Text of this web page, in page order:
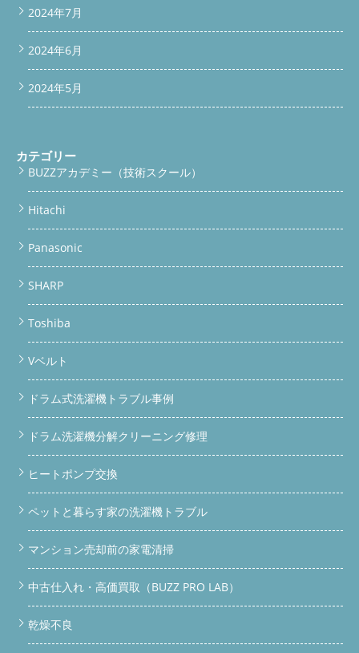
2024年7月
2024年6月
2024年5月
カテゴリー
BUZZアカデミー（技術スクール）
Hitachi
Panasonic
SHARP
Toshiba
Vベルト
ドラム式洗濯機トラブル事例
ドラム洗濯機分解クリーニング修理
ヒートポンプ交換
ペットと暮らす家の洗濯機トラブル
マンション売却前の家電清掃
中古仕入れ・高価買取（BUZZ PRO LAB）
乾燥不良